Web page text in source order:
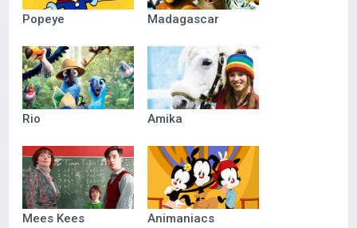
Popeye Madagascar
Rio Amika
Mees Kees Animaniacs